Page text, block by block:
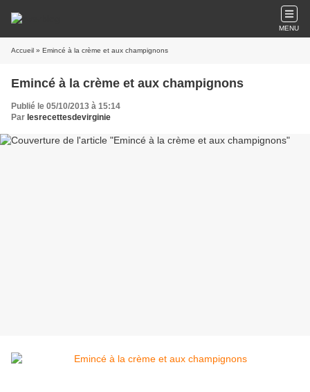
MENU
Accueil » Emincé à la crème et aux champignons
Emincé à la crème et aux champignons
Publié le 05/10/2013 à 15:14
Par lesrecettesdevirginie